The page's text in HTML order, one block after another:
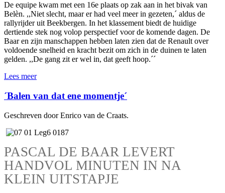
De equipe kwam met een 16e plaats op zak aan in het bivak van
Belèn. ,,Niet slecht, maar er had veel meer in gezeten,´ aldus de
rallyrijder uit Beekbergen. In het klassement biedt de huidige
dertiende stek nog volop perspectief voor de komende dagen. De
Baar en zijn manschappen hebben laten zien dat de Renault over
voldoende snelheid en kracht bezit om zich in de duinen te laten
gelden. ,,De gang zit er wel in, dat geeft hoop.´´
Lees meer
´Balen van dat ene momentje´
Geschreven door Enrico van de Craats.
PASCAL DE BAAR LEVERT
HANDVOL MINUTEN IN NA
KLEIN UITSTAPJE